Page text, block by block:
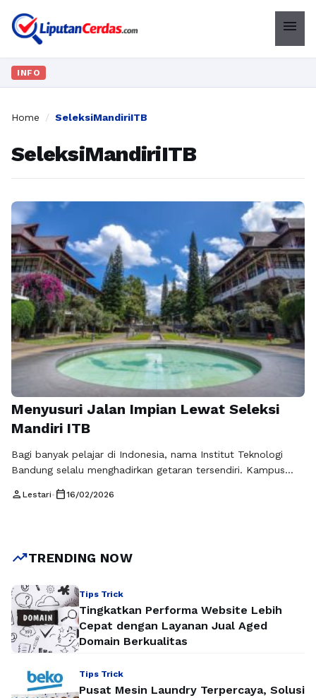
menu
INFO
Home / SeleksiMandiriITB
SeleksiMandiriITB
Menyusuri Jalan Impian Lewat Seleksi
Mandiri ITB
Bagi banyak pelajar di Indonesia, nama Institut Teknologi
Bandung selalu menghadirkan getaran tersendiri. Kampus
sekadar institusi pendidikan tinggi, melainkan simbol
harapan bagi …Baca Selengkapnya
person Lestari• calendar_today16/02/2026
trending_upTRENDING NOW
Tips Trick
Tingkatkan Performa Website Lebih
Cepat dengan Layanan Jual Aged
Domain Berkualitas
Tips Trick
Pusat Mesin Laundry Terpercaya, Solusi